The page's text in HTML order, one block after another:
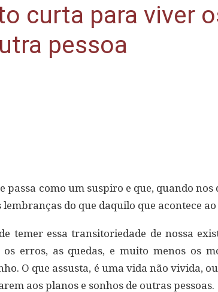
curta para viver
pessoa
passa como um suspiro e que, quando nos
do que daquilo que acontece
temer essa transitoriedade de nossa
erros, as quedas, e muito menos os
O que assusta, é uma vida não vivida,
aos planos e sonhos de outras pessoas.